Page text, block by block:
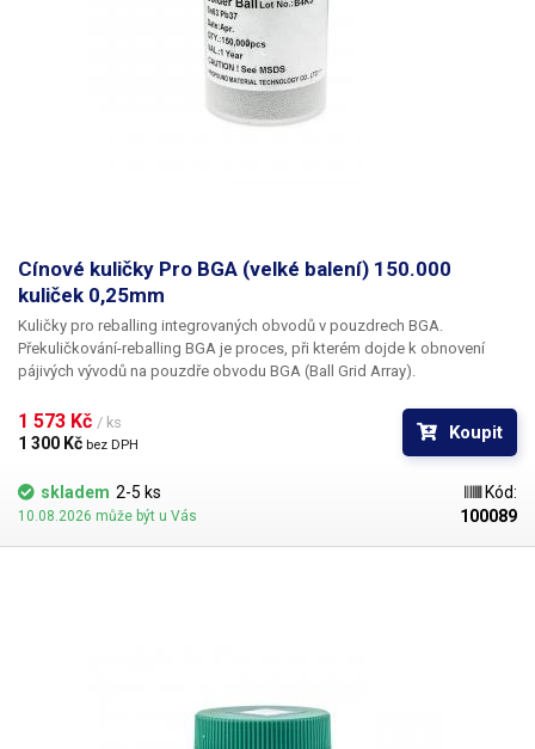
Cínové kuličky Pro BGA (velké balení) 150.000
kuliček 0,25mm
Kuličky pro reballing integrovaných obvodů v pouzdrech BGA.
Překuličkování-reballing BGA je proces, při kterém dojde k obnovení
pájivých vývodů na pouzdře obvodu BGA (Ball Grid Array).
má zcela stejnou velikost a po přetavení vytvoří naprosto stejnoměrné
pole pájivých kontaktů. Nezbytnou pomůckou při této operaci
1 573 Kč / ks
1 300 Kč bez DPH
Koupit
skladem 2-5 ks
10.08.2026 může být u Vás
Kód:
100089